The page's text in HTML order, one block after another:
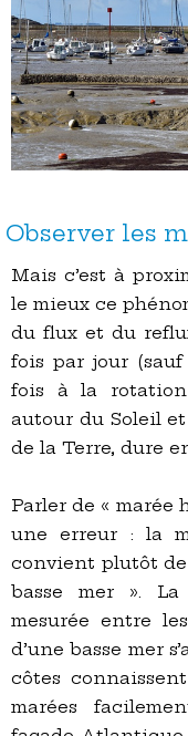
Observer les
Mais c’est à
le mieux ce
du flux et du
fois par jour (sauf
fois à la
autour du Soleil
de la Terre, dure
Parler de « marée
une erreur : la
convient plutôt de
basse mer ». La
mesurée entre
d’une basse mer
côtes
marées